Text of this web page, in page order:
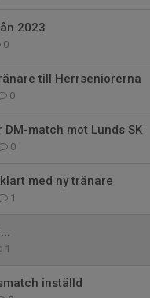
2023
0
till Herrseniorerna
0
match mot Lunds SK
0
med ny tränare
1
1
inställd